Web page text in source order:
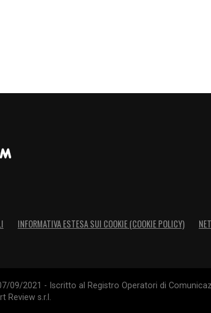
decisive
INFORMATIVA ESTESA SUI COOKIE (COOKIE POLICY)
09/2021 - Iscritto al Registro Operatori di
Review s.r.l.